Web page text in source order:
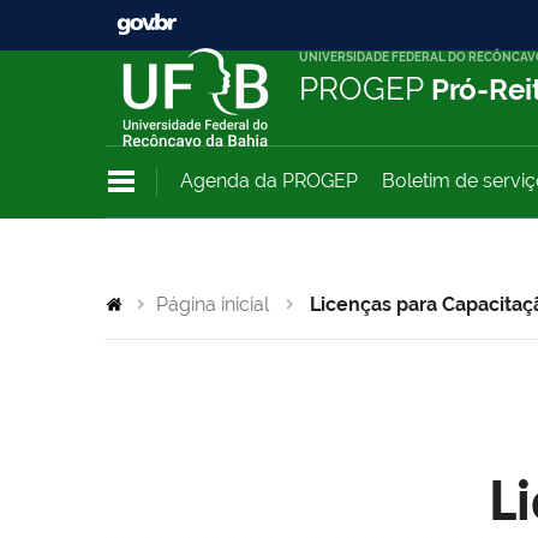
UNIVERSIDADE FEDERAL DO
PROGEP Pró-
Agenda da PROGEP Boletim de
Página inicial Licenças para